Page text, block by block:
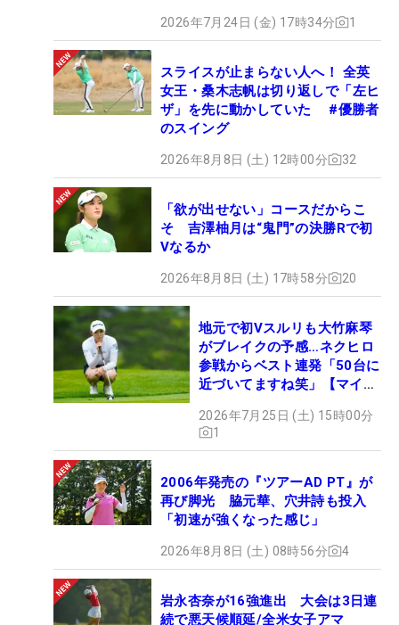
2026年7月24日 (金) 17時34分 1
スライスが止まらない人へ！ 全英
女王・桑木志帆は切り返しで「左ヒ
ザ」を先に動かしていた #優勝者
のスイング
2026年8月8日 (土) 12時00分 32
「欲が出せない」コースだからこ
そ 吉澤柚月は“鬼門”の決勝Rで初
Vなるか
2026年8月8日 (土) 17時58分 20
地元で初Vスルリも大竹麻琴
がブレイクの予感…ネクヒロ
参戦からベスト連発「50台に
近づいてますね笑」【マイナ
2026年7月25日 (土) 15時00分
1
2006年発売の『ツアーAD PT』が
再び脚光 脇元華、穴井詩も投入
「初速が強くなった感じ」
2026年8月8日 (土) 08時56分 4
岩永杏奈が16強進出 大会は3日連
続で悪天候順延/全米女子アマ